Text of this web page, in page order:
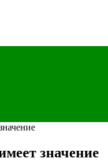
значение